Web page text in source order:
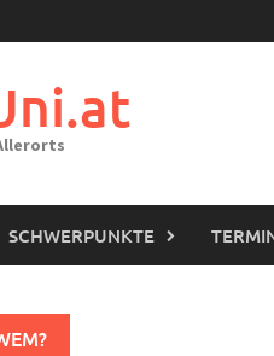
SCHWERPUNKTE